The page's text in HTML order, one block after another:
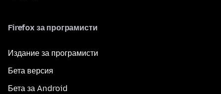
Firefox за програмисти
Издание за програмисти
Бета версия
Бета за Android